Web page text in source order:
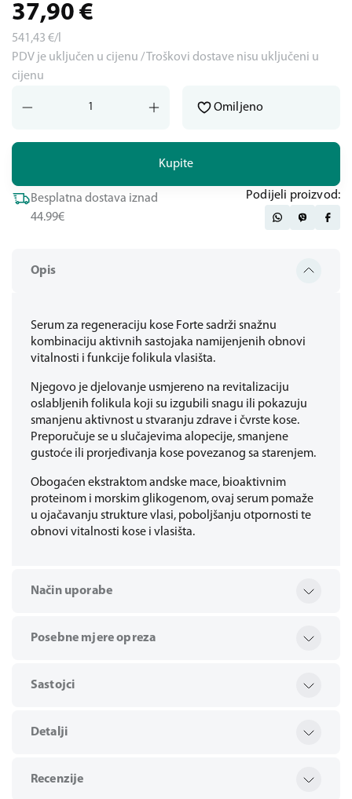
Opis
Serum za regeneraciju kose Forte sadrži snažnu
kombinaciju aktivnih sastojaka namijenjenih obnovi
vitalnosti i funkcije folikula vlasišta.
Njegovo je djelovanje usmjereno na revitalizaciju
oslabljenih folikula koji su izgubili snagu ili pokazuju
smanjenu aktivnost u stvaranju zdrave i čvrste kose.
Preporučuje se u slučajevima alopecije, smanjene
gustoće ili prorjeđivanja kose povezanog sa starenjem.
Obogaćen ekstraktom andske mace, bioaktivnim
proteinom i morskim glikogenom, ovaj serum pomaže
u ojačavanju strukture vlasi, poboljšanju otpornosti te
obnovi vitalnosti kose i vlasišta.
Način uporabe
Posebne mjere opreza
Sastojci
Detalji
Recenzije
37,90 €
541,43 €/l
PDV je uključen u cijenu / Troškovi dostave nisu uključeni u
cijenu
Kupite
Omiljeno
Besplatna dostava iznad
44.99€
Podijeli proizvod: